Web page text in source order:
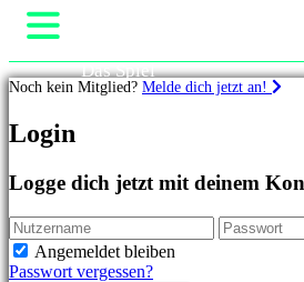
Highlights
Neuveröffentlichungen
Free
to
Play
Das Spiel
Gameplay
Guides
Foren
Shop
Noch kein Mitglied? Melde dich jetzt an!
Login
Logge dich jetzt mit deinem
Angemeldet bleiben
Passwort vergessen?